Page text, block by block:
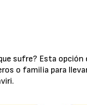
sufre? Esta opción
o familia para